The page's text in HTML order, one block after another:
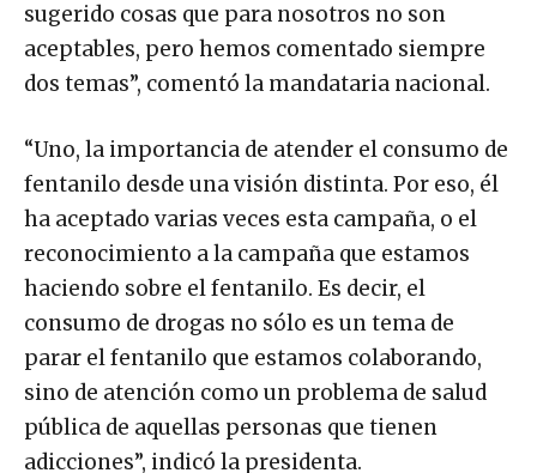
sugerido cosas que para nosotros no son
aceptables, pero hemos comentado siempre
dos temas”, comentó la mandataria nacional.
“Uno, la importancia de atender el consumo de
fentanilo desde una visión distinta. Por eso, él
ha aceptado varias veces esta campaña, o el
reconocimiento a la campaña que estamos
haciendo sobre el fentanilo. Es decir, el
consumo de drogas no sólo es un tema de
parar el fentanilo que estamos colaborando,
sino de atención como un problema de salud
pública de aquellas personas que tienen
adicciones”, indicó la presidenta.